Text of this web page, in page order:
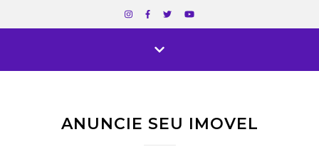
ANUNCIE SEU IMOVEL